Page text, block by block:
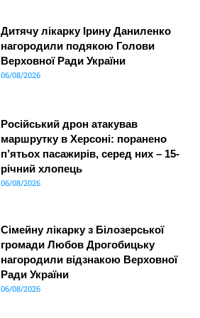
Дитячу лікарку Ірину Даниленко
нагородили подякою Голови
Верховної Ради України
06/08/2026
Російський дрон атакував
маршрутку в Херсоні: поранено
п’ятьох пасажирів, серед них – 15-
річний хлопець
06/08/2026
Сімейну лікарку з Білозерської
громади Любов Дрогобицьку
нагородили відзнакою Верховної
Ради України
06/08/2026